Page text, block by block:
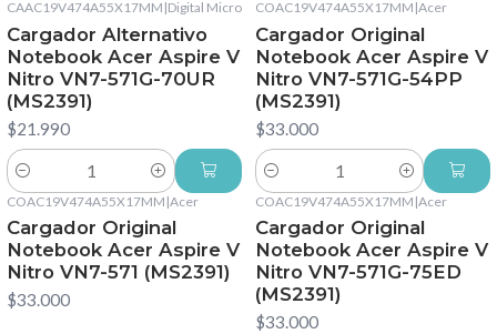
CAAC19V474A55X17MM |Digital Micro
Cargador Alternativo
Notebook Acer Aspire V
Nitro VN7-571G-70UR
(MS2391)
$21.990
Cantidad
COAC19V474A55X17MM |Acer
Cargador Original
Notebook Acer Aspire V
Nitro VN7-571G-54PP
(MS2391)
$33.000
Cantidad
COAC19V474A55X17MM |Acer
Cargador Original
Notebook Acer Aspire V
Nitro VN7-571 (MS2391)
$33.000
COAC19V474A55X17MM |Acer
Cargador Original
Notebook Acer Aspire V
Nitro VN7-571G-75ED
(MS2391)
$33.000